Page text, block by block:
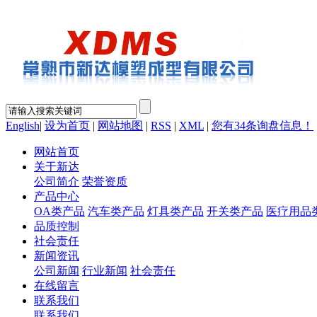
English| 设为首页 | 网站地图 | RSS | XML | 您有34条询盘信息！
网站首页
关于新达
公司简介 荣誉资质
产品中心
OA类产品 汽车类产品 灯具类产品 开关类产品 医疗用品
品质控制
社会责任
新闻资讯
公司新闻 行业新闻 社会责任
在线留言
联系我们